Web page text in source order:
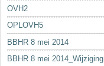
OVH2
OPLOVH5
BBHR 8 mei 2014
BBHR 8 mei 2014_Wijziging